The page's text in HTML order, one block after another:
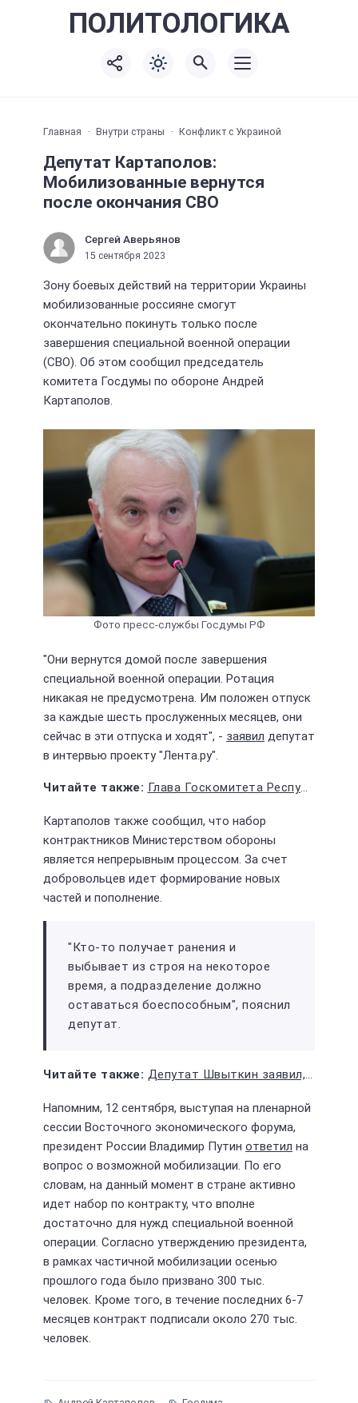
ПОЛИТОЛОГИКА
Главная Внутри страны Конфликт с Украиной
Депутат Картаполов:
Мобилизованные вернутся
после окончания СВО
Сергей Аверьянов
15 сентября 2023
Зону боевых действий на территории Украины
мобилизованные россияне смогут
окончательно покинуть только после
завершения специальной военной операции
(СВО). Об этом сообщил председатель
комитета Госдумы по обороне Андрей
Картаполов.
Фото пресс-службы Госдумы РФ
"Они вернутся домой после завершения
специальной военной операции. Ротация
никакая не предусмотрена. Им положен отпуск
за каждые шесть прослуженных месяцев, они
сейчас в эти отпуска и ходят", - заявил депутат
в интервью проекту "Лента.ру".
Глава Госкомитета Республики Башкортостан по ЧС Фарит Гумеров подал в отставку
Картаполов также сообщил, что набор
контрактников Министерством обороны
является непрерывным процессом. За счет
добровольцев идет формирование новых
частей и пополнение.
"Кто-то получает ранения и
выбывает из строя на некоторое
время, а подразделение должно
оставаться боеспособным", пояснил
депутат.
Депутат Швыткин заявил, что "мобилизация не предполагается", но есть нюанс
Напомним, 12 сентября, выступая на пленарной
сессии Восточного экономического форума,
президент России Владимир Путин ответил на
вопрос о возможной мобилизации. По его
словам, на данный момент в стране активно
идет набор по контракту, что вполне
достаточно для нужд специальной военной
операции. Согласно утверждению президента,
в рамках частичной мобилизации осенью
прошлого года было призвано 300 тыс.
человек. Кроме того, в течение последних 6-7
месяцев контракт подписали около 270 тыс.
человек.